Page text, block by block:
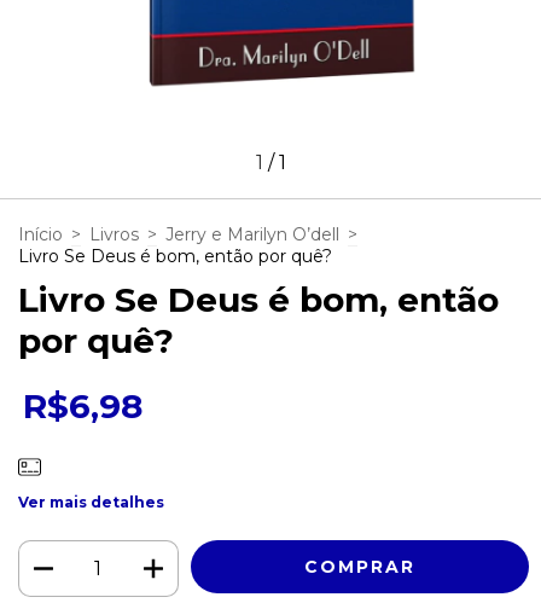
1 /1
Início > Livros > Jerry e Marilyn O’dell >
Livro Se Deus é bom, então por quê?
Livro Se Deus é bom, então
por quê?
R$6,98
Ver mais detalhes